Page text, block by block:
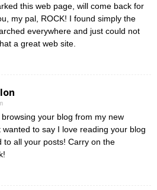
this web page, will come back for
my pal, ROCK! I found simply the
everywhere and just could not
a great web site.
browsing your blog from my new
wanted to say I love reading your blog
to all your posts! Carry on the